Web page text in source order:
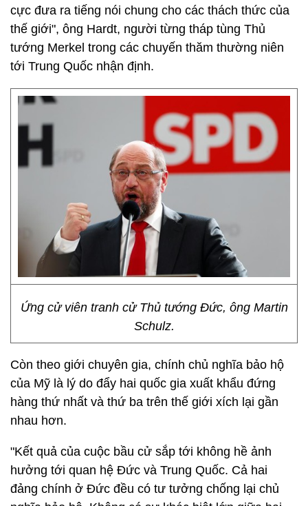
cực đưa ra tiếng nói chung cho các thách thức của
thế giới", ông Hardt, người từng tháp tùng Thủ
tướng Merkel trong các chuyến thăm thường niên
tới Trung Quốc nhận định.
Ứng cử viên tranh cử Thủ tướng Đức, ông Martin
Schulz.
Còn theo giới chuyên gia, chính chủ nghĩa bảo hộ
của Mỹ là lý do đẩy hai quốc gia xuất khẩu đứng
hàng thứ nhất và thứ ba trên thế giới xích lại gần
nhau hơn.
"Kết quả của cuộc bầu cử sắp tới không hề ảnh
hưởng tới quan hệ Đức và Trung Quốc. Cả hai
đảng chính ở Đức đều có tư tưởng chống lại chủ